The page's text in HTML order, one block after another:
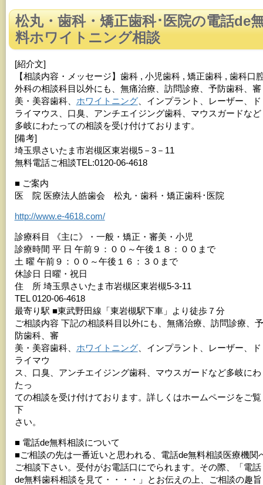
松丸・歯科・矯正歯科･医院の電話de
料ホワイトニング相談
[紹介文]
【相談内容・メッセージ】歯科 , 小児歯科 , 矯正歯科 , 歯科口
外科の相談科目以外にも、無痛治療、訪問診療、予防歯科、審
美・美容歯科、 ホワイトニング、インプラント、レーザー、ド
ライマウス、口臭、アンチエイジング歯科、マウスガードなど
多岐にわたっての相談を受け付けております。
[備考]
埼玉県さいたま市岩槻区東岩槻5－3－11
無料電話ご相談TEL:0120-06-4618
■ ご案内
医 院 医療法人皓歯会 松丸・歯科・矯正歯科･医院
http://www.e-4618.com/
診療科目 《主に》・一般・矯正・審美・小児
診療時間 平 日 午前９：００～午後１８：００まで
土 曜 午前９：００～午後１６：３０まで
休診日 日曜・祝日
住 所 埼玉県さいたま市岩槻区東岩槻5-3-11
TEL 0120-06-4618
最寄り駅 ■東武野田線「東岩槻駅下車」より徒歩７分
ご相談内容 下記の相談科目以外にも、無痛治療、訪問診療、予
防歯科、審
美・美容歯科、 ホワイトニング、インプラント、レーザー、ド
ライマウ
ス、口臭、アンチエイジング歯科、マウスガードなど多岐にわ
たっ
ての相談を受け付けております。詳しくはホームページをご覧
下
さい。
■ 電話de無料相談について
■ご相談の先は一番近いと思われる、電話de無料相談医療機関
ご相談下さい。受付がお電話口にでられます。その際、「電話
de無料歯科相談を見て・・・・」とお伝えの上、ご相談の趣旨